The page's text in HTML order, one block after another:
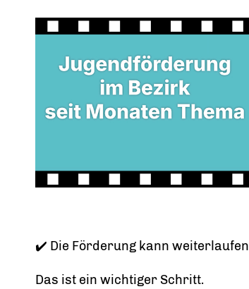
✔️ Die Förderung kann weiterlaufen
Das ist ein wichtiger Schritt.